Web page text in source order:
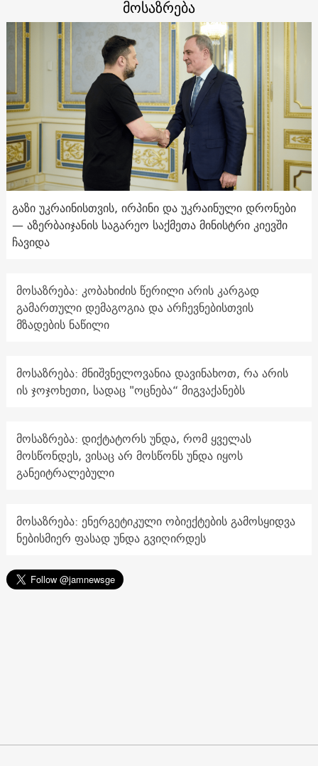
მოსაზრება
გაზი უკრაინისთვის, ირპინი და უკრაინული დრონები
— აზერბაიჯანის საგარეო საქმეთა მინისტრი კიევში
ჩავიდა
მოსაზრება: კობახიძის წერილი არის კარგად
გამართული დემაგოგია და არჩევნებისთვის
მზადების ნაწილი
მოსაზრება: მნიშვნელოვანია დავინახოთ, რა არის
ის ჯოჯოხეთი, სადაც "ოცნება“ მიგვაქანებს
მოსაზრება: დიქტატორს უნდა, რომ ყველას
მოსწონდეს, ვისაც არ მოსწონს უნდა იყოს
განეიტრალებული
მოსაზრება: ენერგეტიკული ობიექტების გამოსყიდვა
ნებისმიერ ფასად უნდა გვიღირდეს